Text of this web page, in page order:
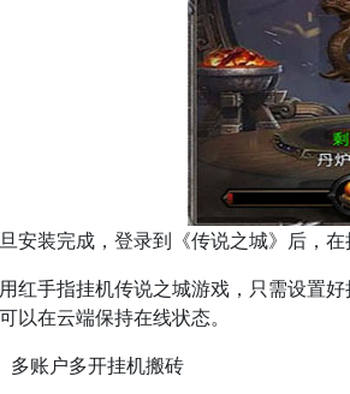
装完成，登录到《传说之城》后，在
手指挂机传说之城游戏，只需设置好
以在云端保持在线状态。
账户多开挂机搬砖